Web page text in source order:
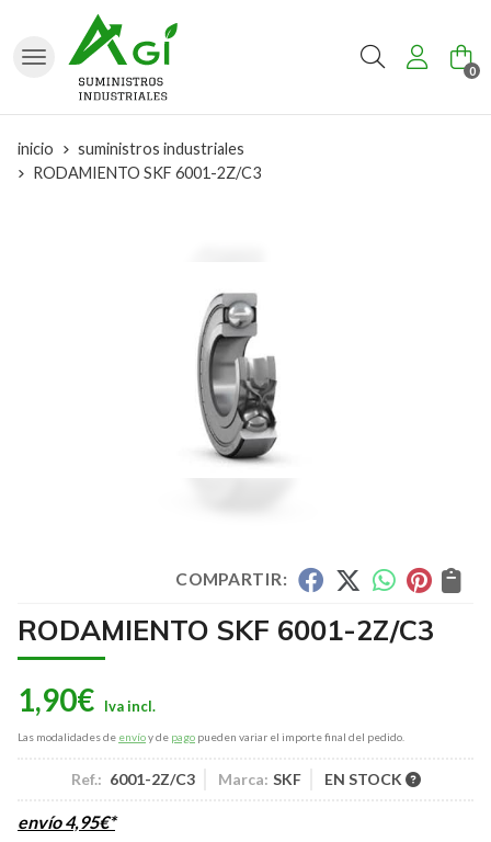
Buscar 0
inicio
suministros industriales
RODAMIENTO SKF 6001-2Z/C3
COMPARTIR:
RODAMIENTO SKF 6001-2Z/C3
1,90€
Las modalidades de envíoy de pago pueden variar el importe final del pedido.
Ref.: 6001-2Z/C3 Marca: SKF EN STOCK
envío4,95€*